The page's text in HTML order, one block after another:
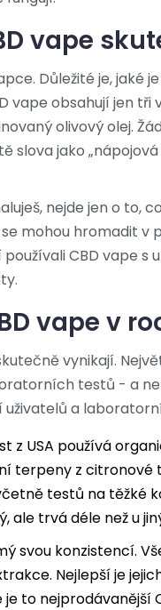
vape
Důležité je, jaké
vape obsahují jen
olivový olej.
slova jako
nejde jen o to,
mohou hromadit v
používali CBD vape
vape v
vynikají.
testů - a
a
z USA používá
terpeny z
testů na těžké
ale trvá déle než u
svou konzistencí.
Nejlepší je
je to